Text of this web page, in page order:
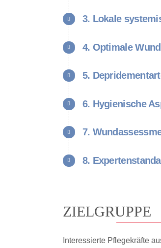
3. Lokale
4. Optimale
5.
6. Hygienische
7.
8.
ZIELGRUPPE
Interessierte Pflegekräfte